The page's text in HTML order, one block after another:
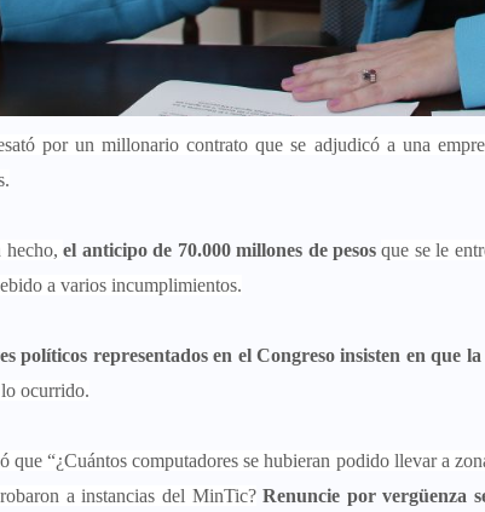
por un millonario contrato que se adjudicó a una
hecho, el anticipo de 70.000 millones de pesosque se le
a varios incumplimientos.
políticos representados en el Congreso insisten en que
ocurrido.
que “¿Cuántos computadores se hubieran podido llevar a
a instancias del MinTic?Renuncie por vergüenza